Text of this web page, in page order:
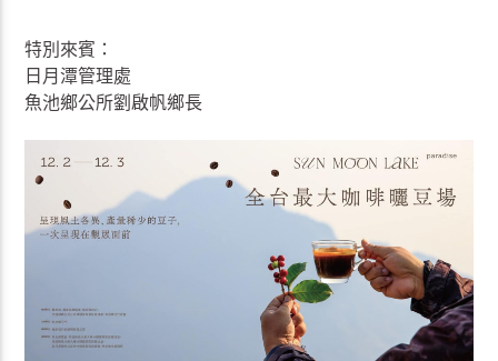
特別來賓：
日月潭管理處
魚池鄉公所劉啟帆鄉長